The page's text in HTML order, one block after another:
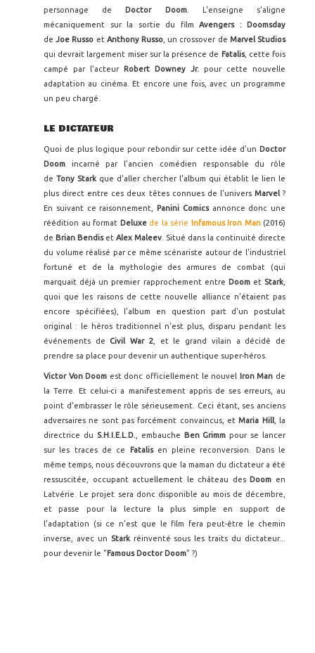
personnage de Doctor Doom. L'enseigne s'aligne
mécaniquement sur la sortie du film Avengers : Doomsday
deJoe Russo et Anthony Russo , un crossover de Marvel Studios
qui devrait largement miser sur la présence de Fatalis, cette fois
campé par l'acteur Robert Downey Jr. pour cette nouvelle
adaptation au cinéma. Et encore une fois, avec un programme
un peu chargé.
LE DICTATEUR
Quoi de plus logique pour rebondir sur cette idée d'un Doctor
Doom incarné par l'ancien comédien responsable du rôle
de Tony Stark que d'aller chercher l'album qui établit le lien le
plus direct entre ces deux têtes connues de l'univers Marvel?
En suivant ce raisonnement,
Panini Comicsannonce donc une
réédition au format Deluxe de la série Infamous Iron Man(2016)
de Brian Bendiset Alex Maleev . Situé dans la continuité directe
du volume réalisé par ce même scénariste autour de l'industriel
fortuné et de la mythologie des armures de combat (qui
marquait déjà un premier rapprochement entre Doomet Stark
quoi que les raisons de cette nouvelle alliance n'étaient pas
encore spécifiées), l'album en question part d'un postulat
original : le héros traditionnel n'est plus, disparu pendant les
événements de Civil War 2, et le grand vilain a décidé de
prendre sa place pour devenir un authentique super-héros.
Victor Von Doom est donc officiellement le nouvel Iron Man de
la Terre. Et celui-ci a manifestement appris de ses erreurs, au
point d'embrasser le rôle sérieusement. Ceci étant, ses anciens
adversaires ne sont pas forcément convaincus, etMaria Hill, la
directrice du S.H.I.E.L.D. , embauche Ben Grimm pour se lancer
sur les traces de ce
Fatalisen pleine reconversion. Dans le
même temps, nous découvrons que la maman du dictateur a été
ressuscitée, occupant actuellement le château des Doom en
Latvérie. Le projet sera donc disponible au mois de décembre,
et passe pour la lecture la plus simple en support de
l'adaptation (si ce n'est que le film fera peut-être le chemin
inverse, avec un Starkréinventé sous les traits du dictateur...
pour devenir le " Famous Doctor Doom" ?)